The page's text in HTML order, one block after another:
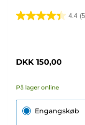
4.4
4.4
stjerner.
anmeldelser
DKK 150,00
På lager online
Engangskøb